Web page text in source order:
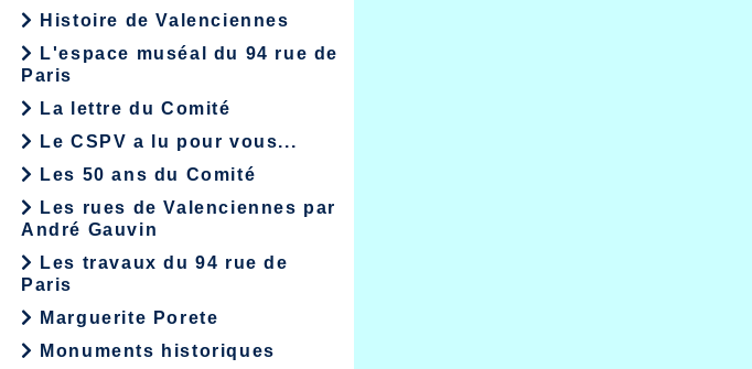
Histoire de Valenciennes
L'espace muséal du 94 rue de
Paris
La lettre du Comité
Le CSPV a lu pour vous...
Les 50 ans du Comité
Les rues de Valenciennes par
André Gauvin
Les travaux du 94 rue de
Paris
Marguerite Porete
Monuments historiques